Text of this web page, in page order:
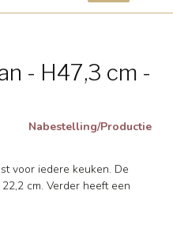
- H47,3 cm -
Nabestelling/Productie
voor iedere keuken. De
cm. Verder heeft een